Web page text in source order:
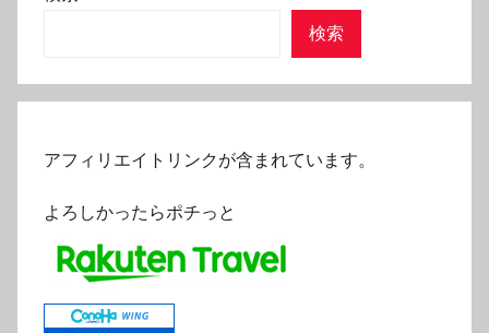
検索
アフィリエイトリンクが含まれています。
よろしかったらポチっと